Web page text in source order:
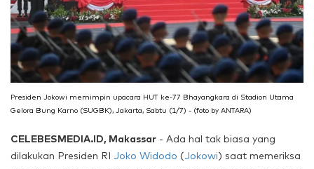
Presiden Jokowi memimpin upacara HUT ke-77 Bhayangkara di Stadion Utama
Gelora Bung Karno (SUGBK), Jakarta, Sabtu (1/7) - (foto by ANTARA)
CELEBESMEDIA.ID, Makassar - Ada hal tak biasa yang
dilakukan Presiden RI Joko Widodo (Jokowi) saat memeriksa